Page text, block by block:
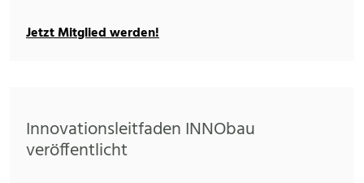
Jetzt Mitglied werden!
Innovationsleitfaden INNObau
veröffentlicht